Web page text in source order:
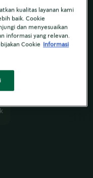
bersatu dalam
Mocha.
kualitas layanan kami
baik. Cookie
dan menyesuaikan
informasi yang relevan.
Cookie
Informasi